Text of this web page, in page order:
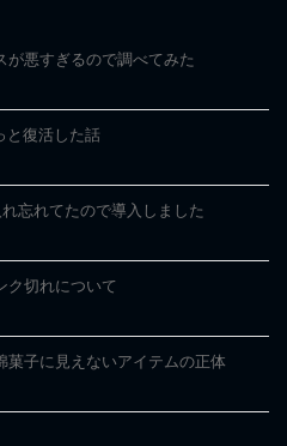
が悪すぎるので調べてみた
と復活した話
忘れてたので導入しました
ク切れについて
菓子に見えないアイテムの正体